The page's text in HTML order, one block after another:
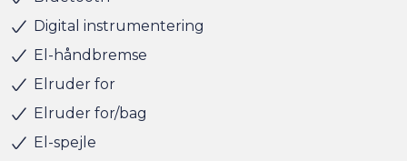
tager naturligvis også gerne din nuværende bil i bytte,
hvis du har behov for at få afsat den.
Vi ses i Søborg
Digital instrumentering
El-håndbremse
Elruder for
Elruder for/bag
El-spejle